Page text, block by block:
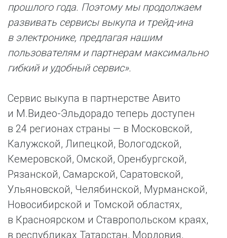
прошлого года. Поэтому мы продолжаем
развивать сервисы выкупа и трейд-ина
в электронике, предлагая нашим
пользователям и партнерам максимально
гибкий и удобный сервис».
Сервис выкупа в партнерстве Авито
и М.Видео-Эльдорадо теперь доступен
в 24 регионах страны — в Московской,
Калужской, Липецкой, Вологодской,
Кемеровской, Омской, Оренбургской,
Рязанской, Самарской, Саратовской,
Ульяновской, Челябинской, Мурманской,
Новосибирской и Томской областях,
в Красноярском и Ставропольском краях,
в республиках Татарстан, Мордовия,